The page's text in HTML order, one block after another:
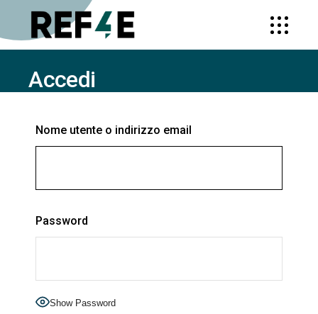
Accedi
Nome utente o indirizzo email
Password
Show Password